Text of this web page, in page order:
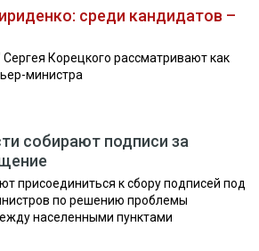
среди кандидатов –
Корецкого рассматривают как
министра
собирают подписи за
присоединиться к сбору подписей под
по решению проблемы
населенными пунктами